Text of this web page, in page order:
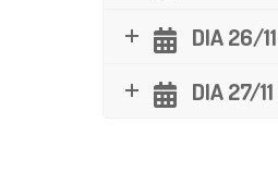
DIA 26/11
DIA 27/11